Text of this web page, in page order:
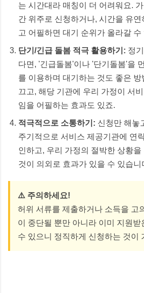
는 시간대라 매칭이 더 어려워요.
간 위주로 신청하거나, 시간을 유
고 어필하면 대기 순위가 올라갈 수
단기/긴급 돌봄 적극 활용하기: 정
다면, '긴급돌봄'이나 '단기돌봄'을
를 이용하며 대기하는 것도 좋은 방
끄고, 해당 기관에 우리 가정이 서
임을 어필하는 효과도 있죠.
적극적으로 소통하기: 신청만 해놓
주기적으로 서비스 제공기관에 연
인하고, 우리 가정의 절박한 상황
것이 의외로 효과가 있을 수 있습니
⚠️ 주의하세요!
허위 서류를 제출하거나 소득을 고
이 중단될 뿐만 아니라 이미 지원받
수 있으니 정직하게 신청하는 것이